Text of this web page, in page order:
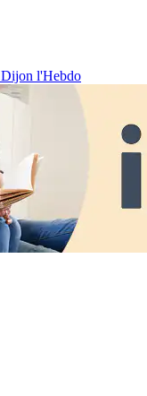
Dijon l'Hebdo